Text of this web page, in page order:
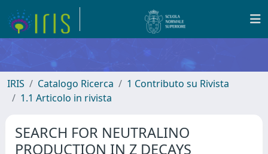
IRIS Catalogo Ricerca
1 Contributo su Rivista
1.1 Articolo in rivista
SEARCH FOR NEUTRALINO
PRODUCTION IN Z DECAYS